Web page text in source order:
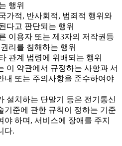
행위
가적, 반사회적, 범죄적 행위와
다고 판단되는 행위
이용자 또는 제3자의 저작권등
리를 침해하는 행위
관계 법령에 위배되는 행위
이 약관에서 규정하는 사항과 서
내 또는 주의사항을 준수하여야
설치하는 단말기 등은 전기통신
기준에 관한 규칙이 정하는 기준
야 하며, 서비스에 장애를 주지
다.